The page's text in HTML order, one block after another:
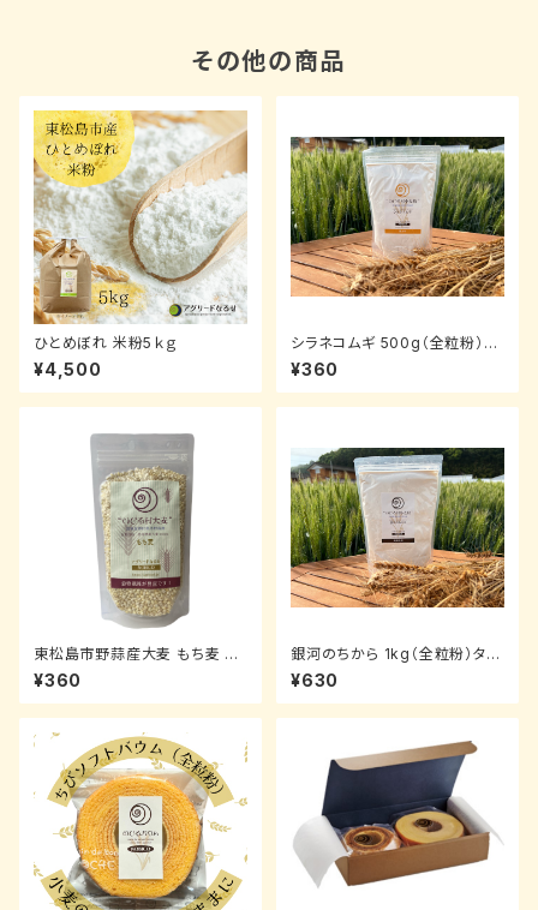
その他の商品
ひとめぼれ 米粉5ｋｇ
¥4,500
シラネコムギ 500g（全粒粉）タ
ンパク含有量10.3％
¥360
東松島市野蒜産大麦 もち麦 25
0g
¥360
銀河のちから 1kg（全粒粉）タン
パク含有量13.1％
¥630